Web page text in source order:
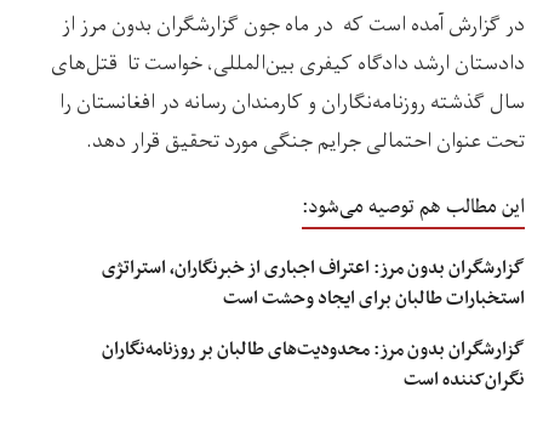
در گزارش آمده است که در ماه جون گزارشگران بدون مرز از
دادستان ارشد دادگاه کیفری بین‌المللی، خواست تا قتل‌های
سال گذشته روزنامه‌نگاران و کارمندان رسانه در افغانستان را
تحت عنوان احتمالی جرایم جنگی مورد تحقیق قرار دهد.
این مطالب هم توصیه می‌شود:
گزارشگران بدون مرز: اعتراف اجباری از خبرنگاران، استراتژی
استخبارات طالبان برای ایجاد وحشت است
گزارشگران بدون مرز: محدودیت‌های طالبان بر روزنامه‌نگاران
نگران‌کننده است